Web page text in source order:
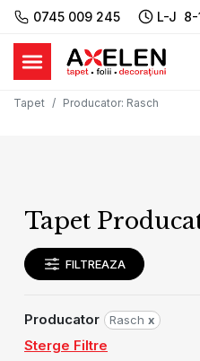
0745 009 245 L-J 8-
Tapet Producator: Rasch
Tapet
FILTREAZA
Producator Rasch x
Sterge Filtre